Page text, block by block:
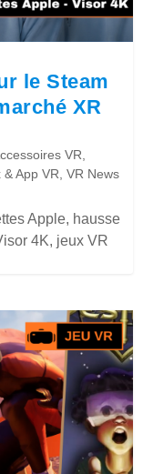
le Steam
XR
VR,
& App VR,VR News
Apple, hausse
4K, jeux VR